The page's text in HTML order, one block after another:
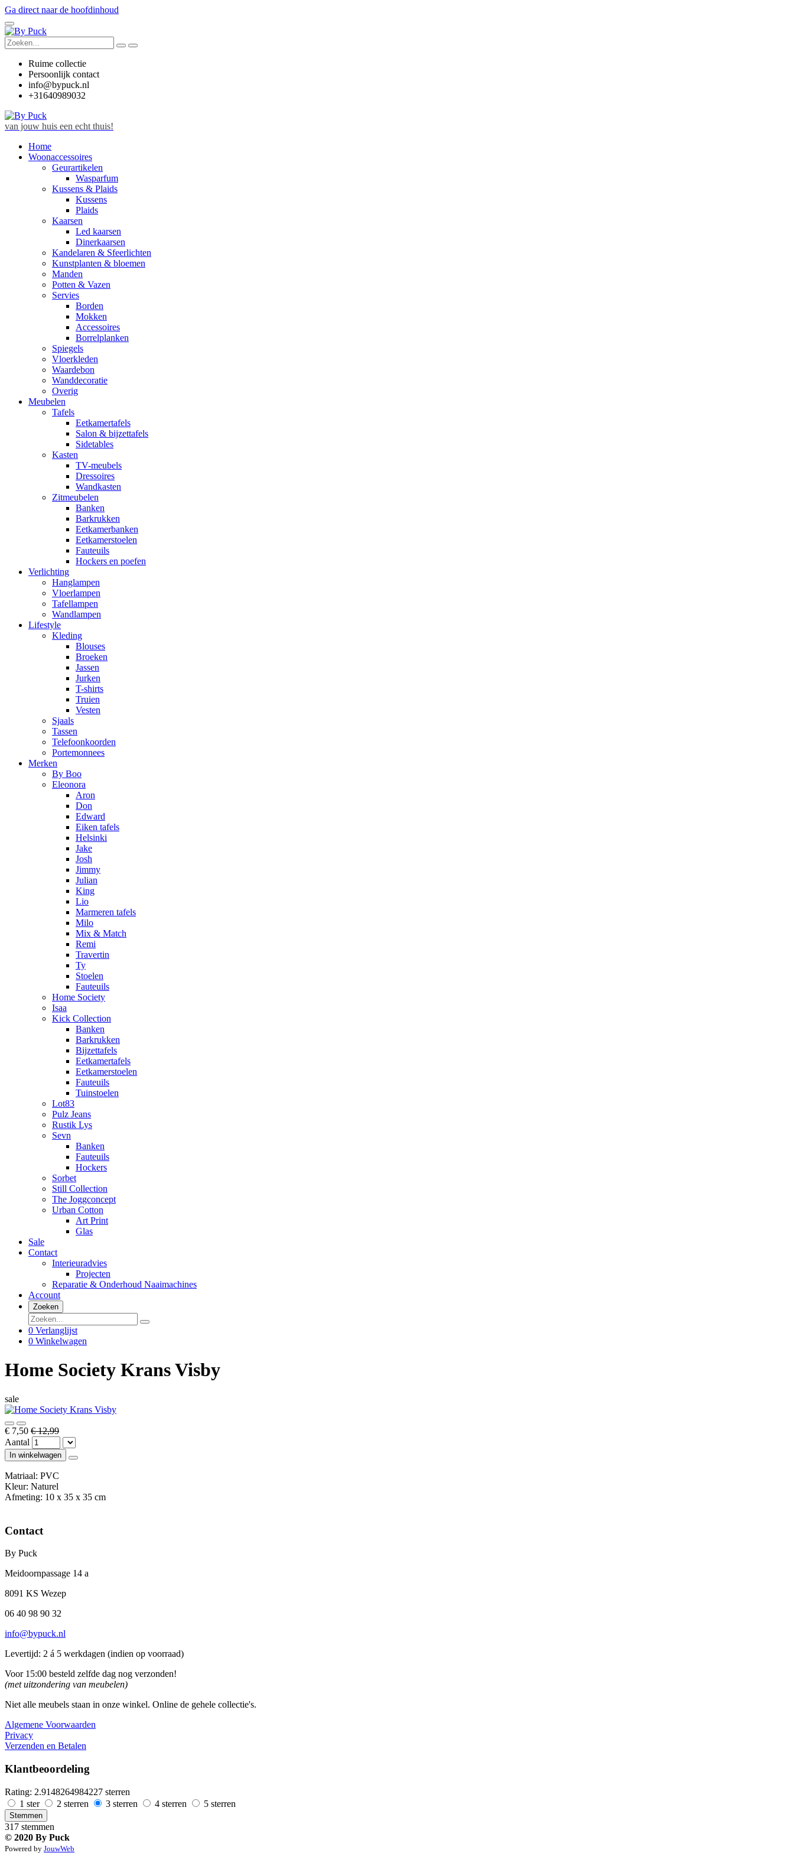
Ga direct naar de hoofdinhoud
Ruime collectie
Persoonlijk contact
info@bypuck.nl
+31640989032
van jouw huis een echt thuis!
Home
Woonaccessoires
Geurartikelen
Wasparfum
Kussens & Plaids
Kussens
Plaids
Kaarsen
Led kaarsen
Dinerkaarsen
Kandelaren & Sfeerlichten
Kunstplanten & bloemen
Manden
Potten & Vazen
Servies
Borden
Mokken
Accessoires
Borrelplanken
Spiegels
Vloerkleden
Waardebon
Wanddecoratie
Overig
Meubelen
Tafels
Eetkamertafels
Salon & bijzettafels
Sidetables
Kasten
TV-meubels
Dressoires
Wandkasten
Zitmeubelen
Banken
Barkrukken
Eetkamerbanken
Eetkamerstoelen
Fauteuils
Hockers en poefen
Verlichting
Hanglampen
Vloerlampen
Tafellampen
Wandlampen
Lifestyle
Kleding
Blouses
Broeken
Jassen
Jurken
T-shirts
Truien
Vesten
Sjaals
Tassen
Telefoonkoorden
Portemonnees
Merken
By Boo
Eleonora
Aron
Don
Edward
Eiken tafels
Helsinki
Jake
Josh
Jimmy
Julian
King
Lio
Marmeren tafels
Milo
Mix & Match
Remi
Travertin
Ty
Stoelen
Fauteuils
Home Society
Isaa
Kick Collection
Banken
Barkrukken
Bijzettafels
Eetkamertafels
Eetkamerstoelen
Fauteuils
Tuinstoelen
Lot83
Pulz Jeans
Rustik Lys
Sevn
Banken
Fauteuils
Hockers
Sorbet
Still Collection
The Joggconcept
Urban Cotton
Art Print
Glas
Sale
Contact
Interieuradvies
Projecten
Reparatie & Onderhoud Naaimachines
Account
Zoeken
0 Verlanglijst
0 Winkelwagen
Home Society Krans Visby
sale
€ 7,50 € 12,99
Aantal
In winkelwagen
Matriaal: PVC
Kleur: Naturel
Afmeting: 10 x 35 x 35 cm
Contact
By Puck
Meidoornpassage 14 a
8091 KS Wezep
06 40 98 90 32
info@bypuck.nl
Levertijd: 2 á 5 werkdagen (indien op voorraad)
Voor 15:00 besteld zelfde dag nog verzonden!
(met uitzondering van meubelen)
Niet alle meubels staan in onze winkel. Online de gehele collectie's.
Algemene Voorwaarden
Privacy
Verzenden en Betalen
Klantbeoordeling
Rating: 2.9148264984227 sterren
1 ster
2 sterren 3 sterren 4 sterren 5 sterren
Stemmen
317 stemmen
© 2020 By Puck
Powered by JouwWeb